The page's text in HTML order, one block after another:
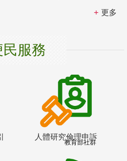
更多
民服務
人體研究倫理申訴
教育部社群